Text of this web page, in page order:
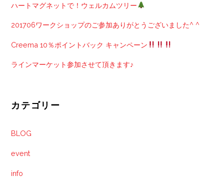
ハートマグネットで！ウェルカムツリー
201706ワークショップのご参加ありがとうございました^ ^
Creema 10％ポイントバック キャンペーン
ラインマーケット参加させて頂きます♪
カテゴリー
BLOG
event
info